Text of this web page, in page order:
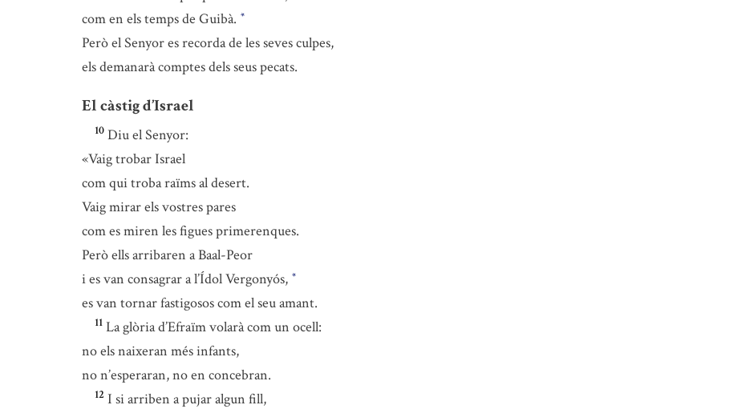
com en els temps de Guibà. *
Però el Senyor es recorda de les seves culpes,
els demanarà comptes dels seus pecats.
El càstig d’Israel
10 Diu el Senyor:
«Vaig trobar Israel
com qui troba raïms al desert.
Vaig mirar els vostres pares
com es miren les figues primerenques.
Però ells arribaren a Baal-Peor
i es van consagrar a l’Ídol Vergonyós, *
es van tornar fastigosos com el seu amant.
11 La glòria d’Efraïm volarà com un ocell:
no els naixeran més infants,
no n’esperaran, no en concebran.
12 I si arriben a pujar algun fill,